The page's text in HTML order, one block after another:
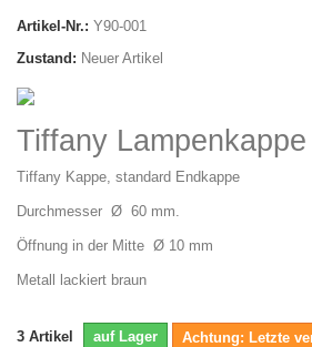
Artikel-Nr.: Y90-001
Zustand: Neuer Artikel
Tiffany Lampenkappe
Tiffany Kappe, standard Endkappe
Durchmesser Ø 60 mm.
Öffnung in der Mitte Ø 10 mm
Metall lackiert braun
3 Artikel auf Lager Achtung: Letzte